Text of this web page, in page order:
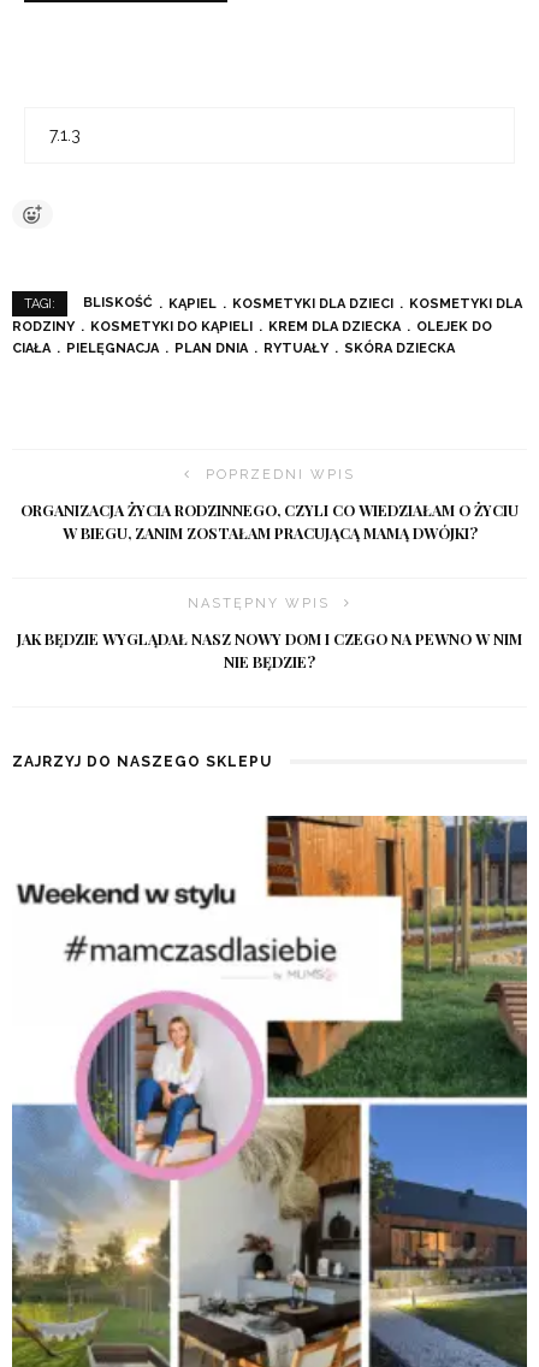
TAGI: BLISKOŚĆ KĄPIEL KOSMETYKI DLA DZIECI
KOSMETYKI DLA
RODZINY
KOSMETYKI DO KĄPIELI KREM DLA DZIECKA
OLEJEK DO
CIAŁA
PIELĘGNACJA PLAN DNIA RYTUAŁY SKÓRA DZIECKA
POPRZEDNI WPIS
ORGANIZACJA ŻYCIA RODZINNEGO, CZYLI CO WIEDZIAŁAM O ŻYCIU
W BIEGU, ZANIM ZOSTAŁAM PRACUJĄCĄ MAMĄ DWÓJKI?
NASTĘPNY WPIS
JAK BĘDZIE WYGLĄDAŁ NASZ NOWY DOM I CZEGO NA PEWNO W NIM
NIE BĘDZIE?
ZAJRZYJ DO NASZEGO SKLEPU